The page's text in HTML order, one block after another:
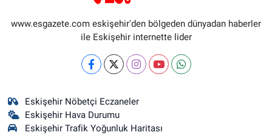
www.esgazete.com eskişehir'den bölgeden dünyadan haberler
ile Eskişehir internette lider
Eskişehir Nöbetçi Eczaneler
Eskişehir Hava Durumu
Eskişehir Trafik Yoğunluk Haritası